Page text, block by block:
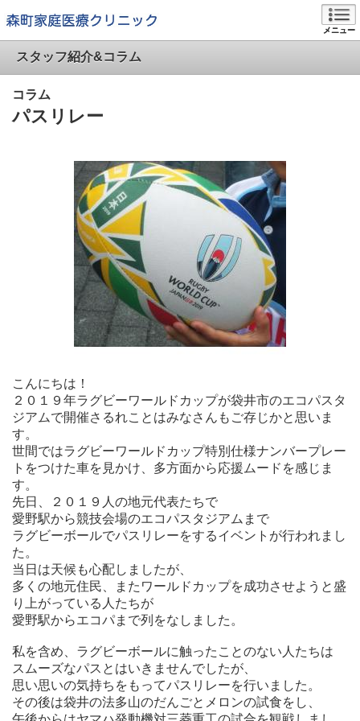
メニュー
スタッフ紹介&コラム
コラム
パスリレー
こんにちは！
２０１９年ラグビーワールドカップが袋井市のエコパスタ
ジアムで開催さるれことはみなさんもご存じかと思いま
す。
世間ではラグビーワールドカップ特別仕様ナンバープレー
トをつけた車を見かけ、多方面から応援ムードを感じま
す。
先日、２０１９人の地元代表たちで
愛野駅から競技会場のエコパスタジアムまで
ラグビーボールでパスリレーをするイベントが行われまし
た。
当日は天候も心配しましたが、
多くの地元住民、またワールドカップを成功させようと盛
り上がっている人たちが
愛野駅からエコパまで列をなしました。
私を含め、ラグビーボールに触ったことのない人たちは
スムーズなパスとはいきませんでしたが、
思い思いの気持ちをもってパスリレーを行いました。
その後は袋井の法多山のだんごとメロンの試食をし、